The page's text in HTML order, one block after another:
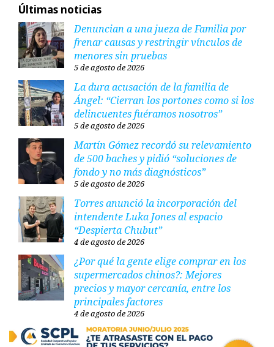
Últimas noticias
Denuncian a una jueza de Familia por
frenar causas y restringir vínculos de
menores sin pruebas
5 de agosto de 2026
La dura acusación de la familia de
Ángel: “Cierran los portones como si los
delincuentes fuéramos nosotros”
5 de agosto de 2026
Martín Gómez recordó su relevamiento
de 500 baches y pidió “soluciones de
fondo y no más diagnósticos”
5 de agosto de 2026
Torres anunció la incorporación del
intendente Luka Jones al espacio
“Despierta Chubut”
4 de agosto de 2026
¿Por qué la gente elige comprar en los
supermercados chinos?: Mejores
precios y mayor cercanía, entre los
principales factores
4 de agosto de 2026